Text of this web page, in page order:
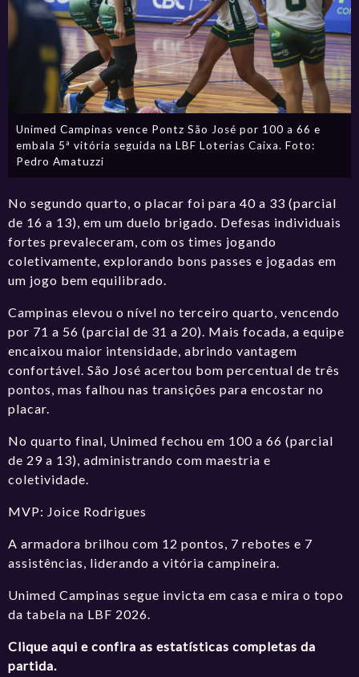
Unimed Campinas vence Pontz São José por 100 a 66 e
embala 5ª vitória seguida na LBF Loterias Caixa. Foto:
Pedro Amatuzzi
No segundo quarto, o placar foi para 40 a 33 (parcial
de 16 a 13), em um duelo brigado. Defesas individuais
fortes prevaleceram, com os times jogando
coletivamente, explorando bons passes e jogadas em
um jogo bem equilibrado.
Campinas elevou o nível no terceiro quarto, vencendo
por 71 a 56 (parcial de 31 a 20). Mais focada, a equipe
encaixou maior intensidade, abrindo vantagem
confortável. São José acertou bom percentual de três
pontos, mas falhou nas transições para encostar no
placar.
No quarto final, Unimed fechou em 100 a 66 (parcial
de 29 a 13), administrando com maestria e
coletividade.
MVP: Joice Rodrigues
A armadora brilhou com 12 pontos, 7 rebotes e 7
assistências, liderando a vitória campineira.
Unimed Campinas segue invicta em casa e mira o topo
da tabela na LBF 2026.
Clique aqui e confira as estatísticas completas da
partida.